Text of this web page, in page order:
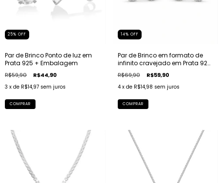
25% OFF
Par de Brinco Ponto de luz em
Prata 925 + Embalagem
R$59,90 R$44,90
3 x de R$14,97 sem juros
14% OFF
Par de Brinco em formato de
infinito cravejado em Prata 925
+ Embalagem
R$69,90 R$59,90
4 x de R$14,98 sem juros